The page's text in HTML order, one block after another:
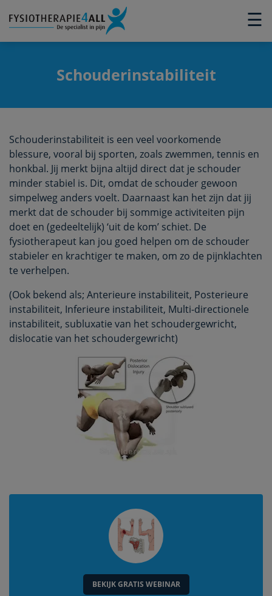
☰
×
Schouderinstabiliteit
Schouderinstabiliteit is een veel voorkomende
blessure, vooral bij sporten, zoals zwemmen, tennis en
honkbal. Jij merkt bijna altijd direct dat je schouder
minder stabiel is. Dit, omdat de schouder gewoon
simpelweg anders voelt. Daarnaast kan het zijn dat jij
merkt dat de schouder bij sommige activiteiten pijn
doet en (gedeeltelijk) ‘uit de kom’ schiet. De
fysiotherapeut kan jou goed helpen om de schouder
stabieler en krachtiger te maken, om zo de pijnklachten
te verhelpen.
(Ook bekend als; Anterieure instabiliteit, Posterieure
instabiliteit, Inferieure instabiliteit, Multi-directionele
instabiliteit, subluxatie van het schoudergewricht,
dislocatie van het schoudergewricht)
BEKIJK GRATIS WEBINAR